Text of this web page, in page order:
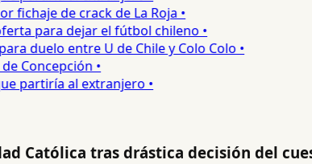
de crack de La Roja •
para dejar el fútbol chileno •
duelo entre U de Chile y Colo Colo •
Concepción •
partiría al extranjero •
Católica tras drástica decisión del